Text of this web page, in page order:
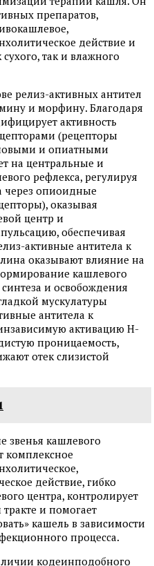
препаратов,
действие и
так и влажного
релиз-активных антител
и морфину. Благодаря
активность
(рецепторы
и опиатными
на центральные и
рефлекса, регулируя
через опиоидные
оказывая
центр и
обеспечивая
активные антитела к
оказывают влияние на
кашлевого
и освобождения
мускулатуры
антитела к
активацию H-
проницаемость,
отек слизистой
звенья кашлевого
комплексное
действие, гибко
центра, контролирует
и помогает
кашель в зависимости
процесса.
кодеинподобного